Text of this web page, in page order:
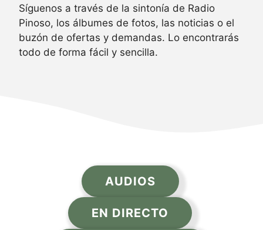
Síguenos a través de la sintonía de Radio
Pinoso, los álbumes de fotos, las noticias o el
buzón de ofertas y demandas. Lo encontrarás
todo de forma fácil y sencilla.
AUDIOS
EN DIRECTO